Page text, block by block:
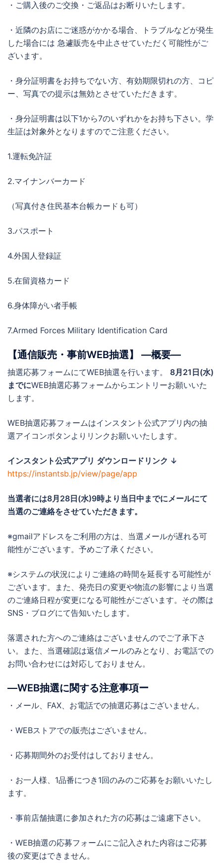
・ご購入後のご交換・ご返品はお断りいたします。
・近隣のお店にご迷惑がかかる場合、トラブルなどが発生
した場合には 急遽販売を中止させていただく可能性がご
ざいます。
・身分証明書をお持ちでない方、有効期限切れの方、コピ
ー、写真での提示は無効とさせていただきます。
・身分証明書は以下1から7のいずれかをお持ち下さい。学
生証は対象外となりますのでご注意ください。
1.運転免許証
2.マイナンバーカード
（写真付き住民基本台帳カードも可）
3.パスポート
4.外国人登録証
5.在留資格カード
6.身体障がい者手帳
7.Armed Forces Military Identification Card
【通信販売・事前WEB抽選】 ―概要―
抽選応募フォームにてWEB抽選を行います。 8月21日(水)
までにWEB抽選応募フォームからエントリーお願いいた
します。
WEB抽選応募フォームはインスタント公式アプリ内の抽
選アイコンボタンよりリンクお願いいたします。
インスタント公式アプリ ダウンロードリンク ↓
https://instantsb.jp/view/page/app
当選者には8月28日(水)9時より当日中までにメールにて
当選のご連絡をさせていただきます。
※gmailアドレスをご利用の方は、当選メールが遅れる可
能性がございます。予めご了承ください。
※システムの状況によりご連絡の時間を延長する可能性が
ございます。また、発売日の変更や物流の影響により当選
のご連絡日程が変更になる可能性がございます。その際は
SNS・ブログにて告知いたします。
落選された方へのご連絡はございませんのでご了承下さ
い。また、当選確認は返信メールのみとなり、お電話での
お問い合わせには対応しておりません。
―WEB抽選に関する注意事項ー
・メール、FAX、お電話での抽選応募はございません。
・WEBストアでの販売はございません。
・応募期間外のお受付はしておりません。
・お一人様、1品番につき1回のみのご応募をお願いいたし
ます。
・事前店舗抽選に参加された方の応募はご遠慮下さい。
・WEB抽選の応募フォームにご記入された内容はご応募
後の変更はできません。